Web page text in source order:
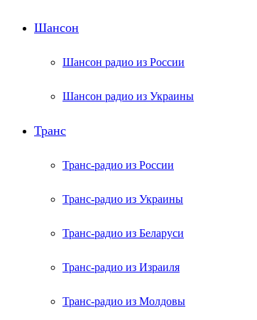
Шансон
Шансон радио из России
Шансон радио из Украины
Транс
Транс-радио из России
Транс-радио из Украины
Транс-радио из Беларуси
Транс-радио из Израиля
Транс-радио из Молдовы